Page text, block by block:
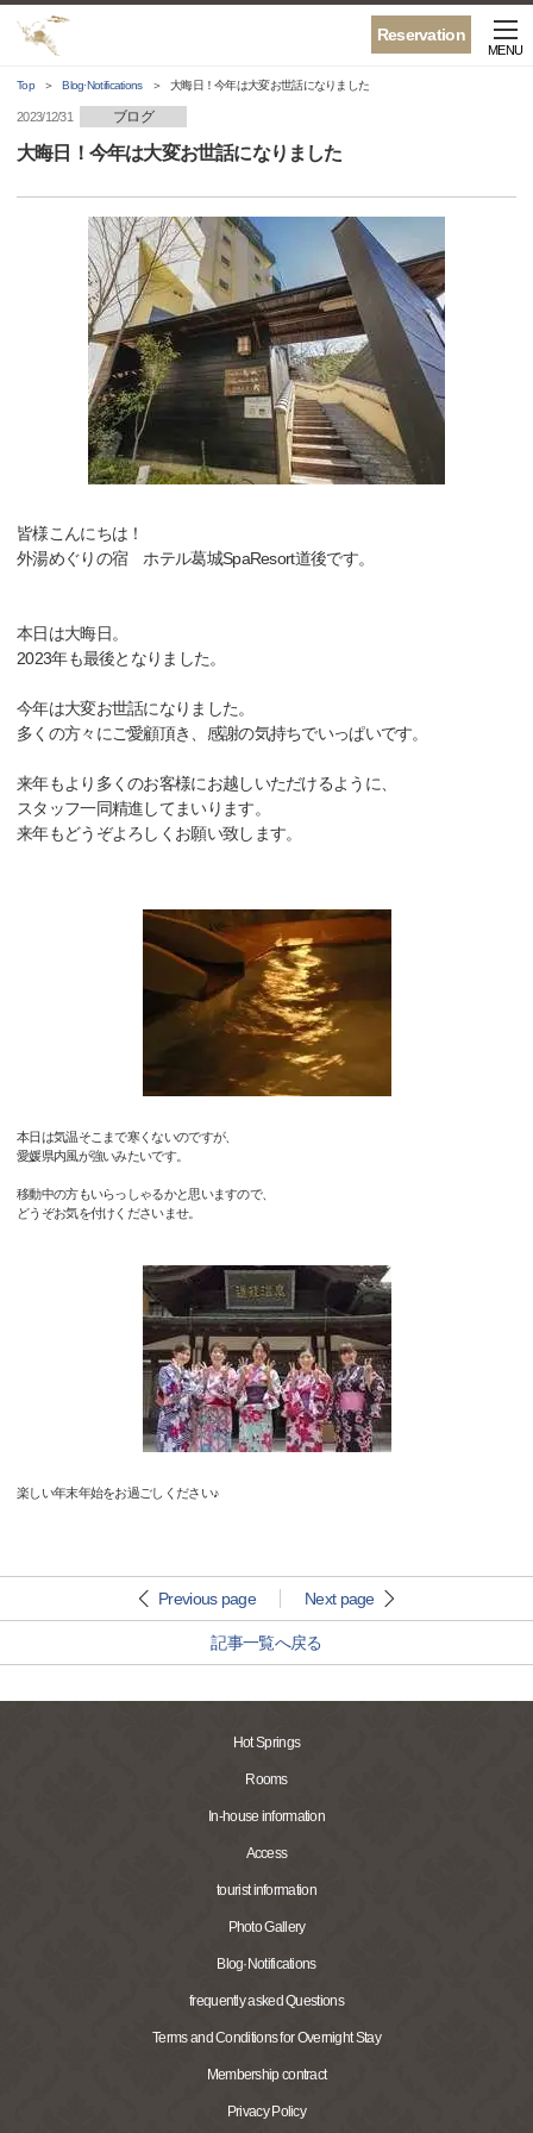
Reservation
MENU
Top Blog·Notifications 大晦日！今年は大変お世話になりました
2023/12/31 ブログ
大晦日！今年は大変お世話になりました
皆様こんにちは！
外湯めぐりの宿 ホテル葛城SpaResort道後です。
本日は大晦日。
2023年も最後となりました。
今年は大変お世話になりました。
多くの方々にご愛顧頂き、感謝の気持ちでいっぱいです。
来年もより多くのお客様にお越しいただけるように、
スタッフ一同精進してまいります。
来年もどうぞよろしくお願い致します。
本日は気温そこまで寒くないのですが、
愛媛県内風が強いみたいです。
移動中の方もいらっしゃるかと思いますので、
どうぞお気を付けくださいませ。
楽しい年末年始をお過ごしください♪
Previous page Next page
記事一覧へ戻る
Hot Springs
Rooms
In-house information
Access
tourist information
Photo Gallery
Blog·Notifications
frequently asked Questions
Terms and Conditions for Overnight Stay
Membership contract
Privacy Policy